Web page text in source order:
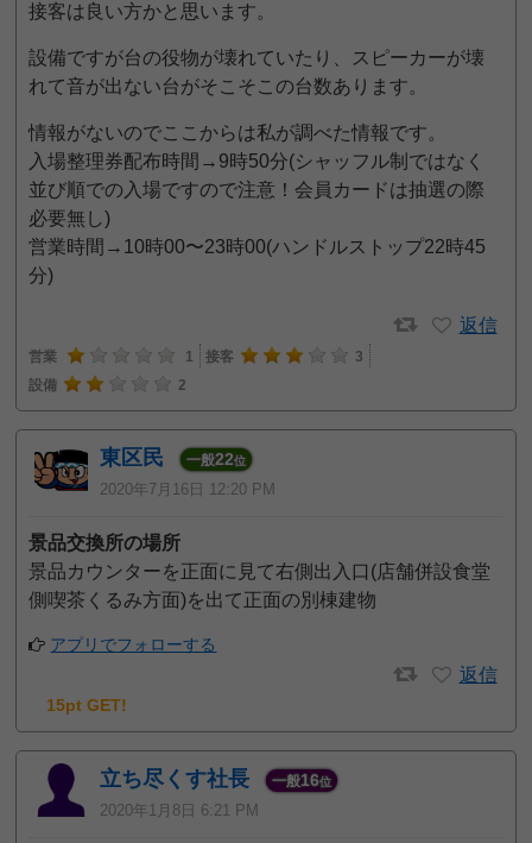
接客は良い方かと思います。
設備ですが台の役物が壊れていたり、スピーカーが壊
れて音が出ない台がそこそこの台数あります。
情報がないのでここからは私が調べた情報です。
入場整理券配布時間→9時50分(シャッフル制ではなく
並び順での入場ですので注意！会員カードは抽選の際
必要無し)
営業時間→10時00〜23時00(ハンドルストップ22時45
分)
返信
営業 1 接客
3
設備
2
東区民 一般22位
2020年7月16日 12:20 PM
景品交換所の場所
景品カウンターを正面に見て右側出入口(店舗併設食堂
側喫茶くるみ方面)を出て正面の別棟建物
アプリでフォローする
返信
15pt GET!
立ち尽くす社長 一般16位
2020年1月8日 6:21 PM